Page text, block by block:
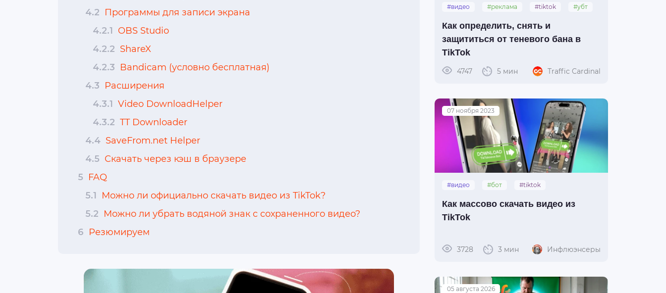
4.2 Программы для записи экрана
4.2.1 OBS Studio
4.2.2 ShareX
4.2.3 Bandicam (условно бесплатная)
4.3 Расширения
4.3.1 Video DownloadHelper
4.3.2 TT Downloader
4.4 SaveFrom.net Helper
4.5 Скачать через кэш в браузере
5 FAQ
5.1
Можно ли официально скачать видео из TikTok?
5.2 Можно ли убрать водяной знак с сохраненного видео?
6 Резюмируем
#видео #реклама #tiktok
#убт
Как определить, снять и
защититься от теневого бана в
TikTok
4747 5 мин Traffic Cardinal
07 ноября 2023
#видео #бот
#tiktok
Как массово скачать видео из
TikTok
3728 3 мин Инфлюэнсеры
05 августа 2026